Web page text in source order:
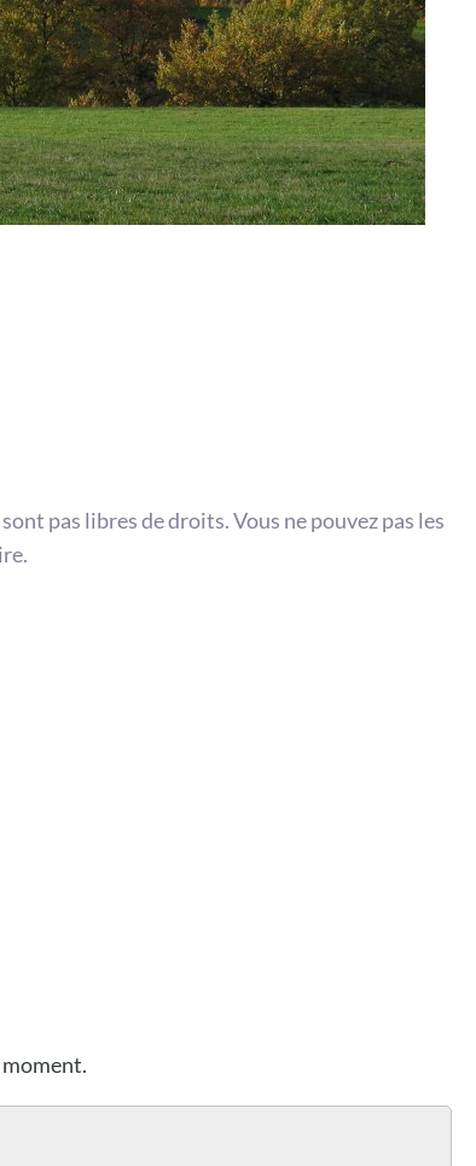
pas libres de droits. Vous ne pouvez pas les
moment.